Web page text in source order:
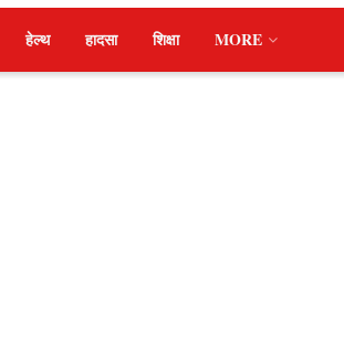
हेल्थ हादसा शिक्षा MORE